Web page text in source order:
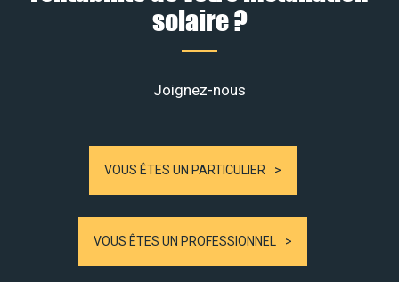
solaire ?
Joignez-nous
VOUS ÊTES UN PARTICULIER
VOUS ÊTES UN PROFESSIONNEL